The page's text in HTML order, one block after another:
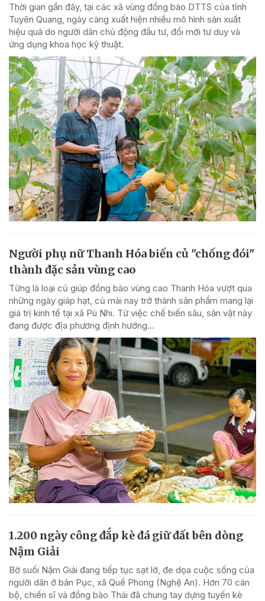
Thời gian gần đây, tại các xã vùng đồng bào DTTS của tỉnh
Tuyên Quang, ngày càng xuất hiện nhiều mô hình sản xuất
hiệu quả do người dân chủ động đầu tư, đổi mới tư duy và
ứng dụng khoa học kỹ thuật.
Người phụ nữ Thanh Hóa biến củ "chống đói"
thành đặc sản vùng cao
Từng là loại củ giúp đồng bào vùng cao Thanh Hóa vượt qua
những ngày giáp hạt, củ mài nay trở thành sản phẩm mang lại
giá trị kinh tế tại xã Pù Nhi. Từ việc chế biến sâu, sản vật này
đang được địa phương định hướng...
1.200 ngày công đắp kè đá giữ đất bên dòng
Nậm Giải
Bờ suối Nậm Giải đang tiếp tục sạt lở, đe dọa cuộc sống của
người dân ở bản Pục, xã Quế Phong (Nghệ An). Hơn 70 cán
bộ, chiến sĩ và đồng bào Thái đã chung tay dựng tuyến kè